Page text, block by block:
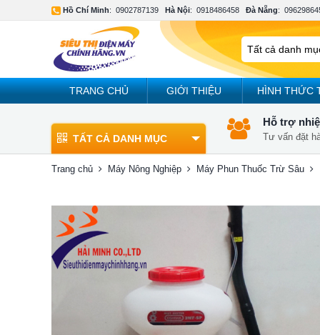
Hồ Chí Minh: 0902787139 Hà Nội: 0918486458 Đà Nẵng:
TRANG CHỦ GIỚI THIỆU HÌNH THỨC
TẤT CẢ DANH MỤC
Hỗ trợ
Tư vấn đặt
Trang chủ Máy Nông Nghiệp Máy Phun Thuốc Trừ Sâu